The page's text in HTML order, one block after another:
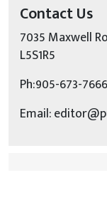
Contact Us
7035 Maxwell
L5S1R5
Ph:905-673-7666
Email: